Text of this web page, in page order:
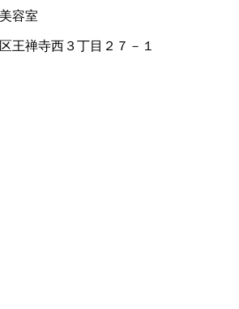
容室
王禅寺西３丁目２７－１